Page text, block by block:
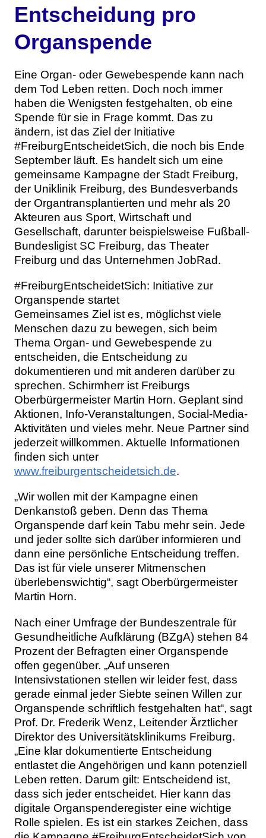
Entscheidung pro
Organspende
Eine Organ- oder Gewebespende kann nach
dem Tod Leben retten. Doch noch immer
haben die Wenigsten festgehalten, ob eine
Spende für sie in Frage kommt. Das zu
ändern, ist das Ziel der Initiative
#FreiburgEntscheidetSich, die noch bis Ende
September läuft. Es handelt sich um eine
gemeinsame Kampagne der Stadt Freiburg,
der Uniklinik Freiburg, des Bundesverbands
der Organtransplantierten und mehr als 20
Akteuren aus Sport, Wirtschaft und
Gesellschaft, darunter beispielsweise Fußball-
Bundesligist SC Freiburg, das Theater
Freiburg und das Unternehmen JobRad.
#FreiburgEntscheidetSich: Initiative zur
Organspende startet
Gemeinsames Ziel ist es, möglichst viele
Menschen dazu zu bewegen, sich beim
Thema Organ- und Gewebespende zu
entscheiden, die Entscheidung zu
dokumentieren und mit anderen darüber zu
sprechen. Schirmherr ist Freiburgs
Oberbürgermeister Martin Horn. Geplant sind
Aktionen, Info-Veranstaltungen, Social-Media-
Aktivitäten und vieles mehr. Neue Partner sind
jederzeit willkommen. Aktuelle Informationen
finden sich unter
www.freiburgentscheidetsich.de.
„Wir wollen mit der Kampagne einen
Denkanstoß geben. Denn das Thema
Organspende darf kein Tabu mehr sein. Jede
und jeder sollte sich darüber informieren und
dann eine persönliche Entscheidung treffen.
Das ist für viele unserer Mitmenschen
überlebenswichtig“, sagt Oberbürgermeister
Martin Horn.
Nach einer Umfrage der Bundeszentrale für
Gesundheitliche Aufklärung (BZgA) stehen 84
Prozent der Befragten einer Organspende
offen gegenüber. „Auf unseren
Intensivstationen stellen wir leider fest, dass
gerade einmal jeder Siebte seinen Willen zur
Organspende schriftlich festgehalten hat“, sagt
Prof. Dr. Frederik Wenz, Leitender Ärztlicher
Direktor des Universitätsklinikums Freiburg.
„Eine klar dokumentierte Entscheidung
entlastet die Angehörigen und kann potenziell
Leben retten. Darum gilt: Entscheidend ist,
dass sich jeder entscheidet. Hier kann das
digitale Organspenderegister eine wichtige
Rolle spielen. Es ist ein starkes Zeichen, dass